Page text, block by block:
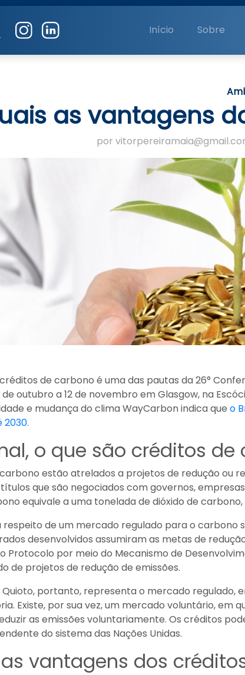
Início Sobre
as vantagens
por
de carbono é uma das pautas da 26°
outubro a 12 de novembro em Glasgow, na
e mudança do clima WayCarbon indica que o
o que são créditos de
estão atrelados a projetos de redução ou
que são negociados com governos,
equivale a uma tonelada de dióxido de carbono,
respeito de um mercado regulado para o carbono
desenvolvidos assumiram as metas de
Protocolo por meio do Mecanismo de
de projetos de redução de emissões.
portanto, representa o mercado regulado,
Existe, por sua vez, um mercado voluntário, em
as emissões voluntariamente. Os créditos
do sistema das Nações Unidas.
vantagens dos